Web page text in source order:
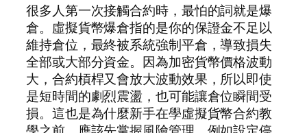
很多人第一次接觸合約時，最怕的詞就是爆
倉。虛擬貨幣爆倉指的是你的保證金不足以
維持倉位，最終被系統強制平倉，導致損失
全部或大部分資金。因為加密貨幣價格波動
大，合約槓桿又會放大波動效果，所以即使
是短時間的劇烈震盪，也可能讓倉位瞬間受
損。這也是為什麼新手在學虛擬貨幣合約教